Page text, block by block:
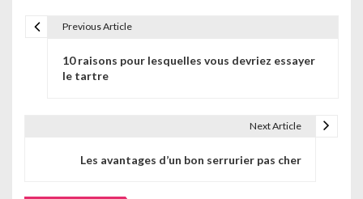
Previous Article
10 raisons pour lesquelles vous devriez essayer
le tartre
Next Article
Les avantages d’un bon serrurier pas cher